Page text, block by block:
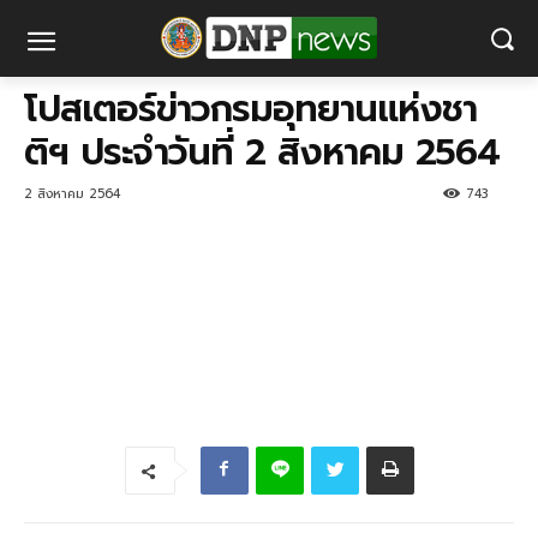
โปสเตอร์ข่าวกรมอุทยานแห่งชา
ติฯ ประจำวันที่ 2 สิงหาคม 2564
2 สิงหาคม 2564 743